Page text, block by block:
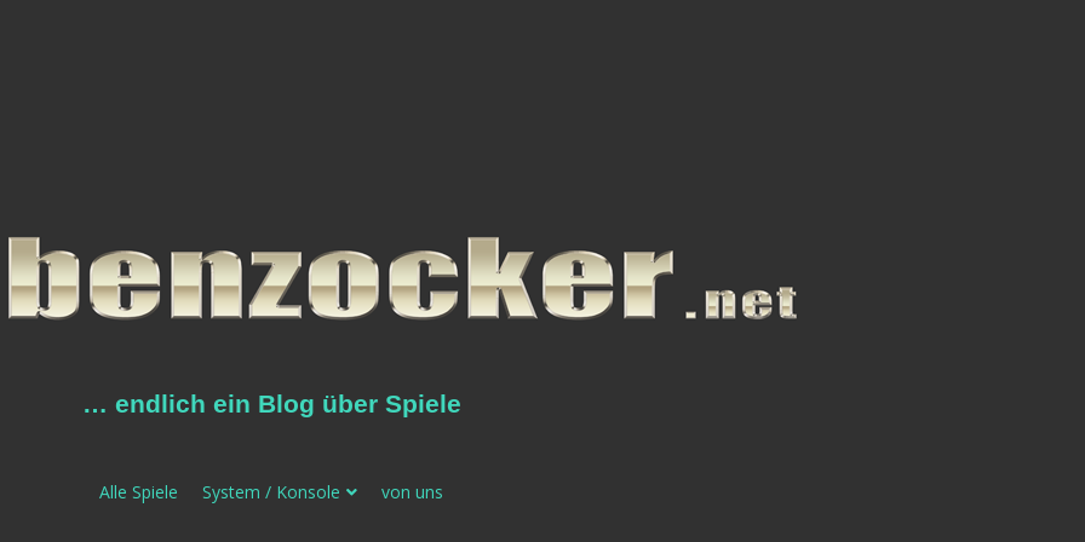
… endlich ein Blog über Spiele
Alle Spiele System / Konsole von uns